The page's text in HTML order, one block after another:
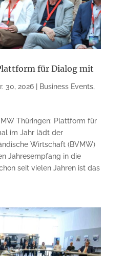
für Dialog mit
30, 2026| Business Events,
Thüringen: Plattform für
im Jahr lädt der
Wirtschaft (BVMW)
Jahresempfang in die
seit vielen Jahren ist das